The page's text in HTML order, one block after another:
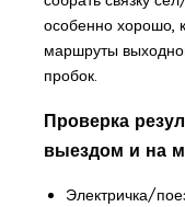
особенно хорошо,
маршруты
пробок.
Проверка
выездом и на
Электричка/